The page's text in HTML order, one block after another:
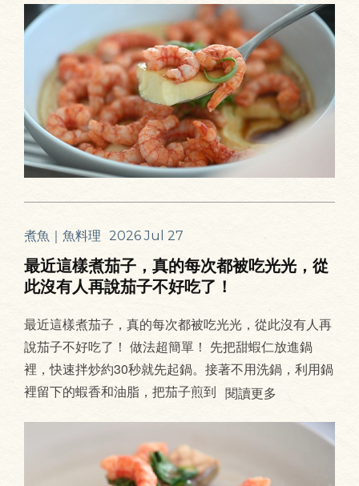
煮魚｜魚料理 2026 Jul 27
最近這樣煮茄子，真的每次都被吃光光，從
此沒有人再說茄子不好吃了！
最近這樣煮茄子，真的每次都被吃光光，從此沒有人再
說茄子不好吃了！ 做法超簡單！ 先把甜蝦仁放進鍋
裡，快速拌炒約30秒就先起鍋。接著不用洗鍋，利用鍋
裡留下的蝦香和油脂，把茄子煎到 閱讀更多